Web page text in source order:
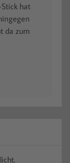
hat
da zum